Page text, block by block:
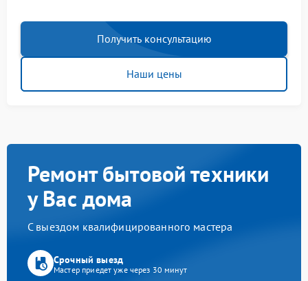
Получить консультацию
Наши цены
Ремонт бытовой техники
у Вас дома
С выездом квалифицированного мастера
Срочный выезд
Мастер приедет уже через 30 минут